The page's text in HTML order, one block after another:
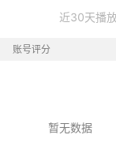
近30天播
账号评分
暂无数据